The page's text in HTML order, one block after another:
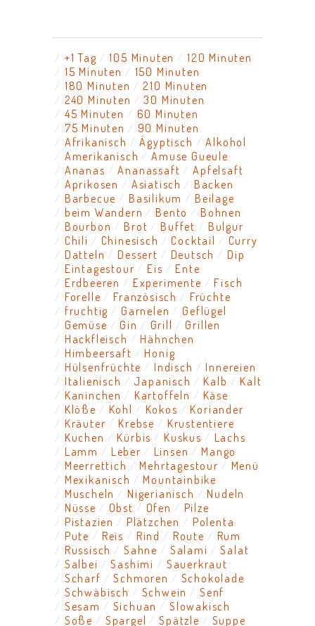
+1 Tag 105 Minuten
120 Minuten
15 Minuten
150 Minuten
180 Minuten
210 Minuten
240 Minuten
30 Minuten
45 Minuten
60 Minuten
75 Minuten
90 Minuten
Afrikanisch
Ägyptisch
Alkohol
Amerikanisch
Amuse Gueule
Ananas
Ananassaft
Apfelsaft
Aprikosen
Asiatisch
Backen
Barbecue
Basilikum
Beilage
beim Wandern
Bento
Bohnen
Bourbon
Brot Buffet
Bulgur
Chili
Chinesisch Cocktail
Curry
Datteln
Dessert Deutsch
Dip
Eintagestour
Eis
Ente
Erdbeeren
Experimente
Fisch
Forelle
Französisch
Früchte
fruchtig
Garnelen
Geflügel
Gemüse
Gin Grill
Grillen
Hackfleisch
Hähnchen
Himbeersaft
Honig
Hülsenfrüchte
Indisch
Innereien
Italienisch
Japanisch Kalb
Kalt
Kaninchen
Kartoffeln
Käse
Klöße
Kohl Kokos
Koriander
Kräuter
Krebse
Krustentiere
Kuchen
Kürbis Kuskus
Lachs
Lamm
Leber Linsen
Mango
Meerrettich
Mehrtagestour
Menü
Mexikanisch
Mountainbike
Muscheln
Nigerianisch
Nudeln
Nüsse
Obst Ofen
Pilze
Pistazien
Plätzchen
Polenta
Pute
Reis Rind Route
Rum
Russisch
Sahne Salami
Salat
Salbei
Sashimi
Sauerkraut
Scharf
Schmoren
Schokolade
Schwäbisch
Schwein
Senf
Sesam
Sichuan
Slowakisch
Soße
Spargel Spätzle
Suppe